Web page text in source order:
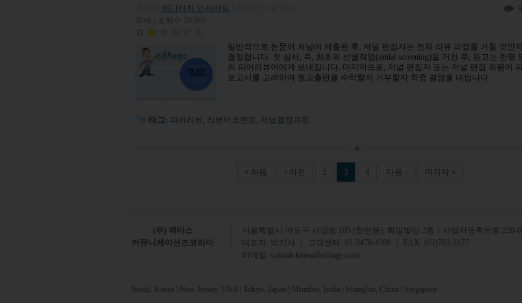
에디티지 인사이트
40474861
일반적으로 논문이 저널에 제출된 후, 저널 편집자는 전체 리뷰 과정을 거칠 것인
결정합니다. 첫 심사, 즉, 최초의 선별작업(initial screening)을 거친 후, 원고는 한명
의 피어리뷰어에게 보내집니다. 마지막으로, 저널 편집자 또는 저널 편집 위원이
보고서를 고려하여 원고출판을 수락할지 거부할지 최종 결정을 내립니다
태그: 피어리뷰, 리뷰어코멘트 , 저널결정과정
« 처음 ‹ 이전 2 3 4 다음 › 마지막 »
(주) 캑터스
커뮤니케이션즈코리아
서 울특별시 마포구 서강로 105 (창전동), 화일빌딩 2 층
ㅣ사업자등록번호
대표자: 박기서 ㅣ 고객센터:
02-3478-4396 ㅣ FAX: (02)703-3177
이메일: submit-korea@editage.com
Seoul, Korea | New Jersey, USA | Tokyo, Japan | Mumbai, India | Shanghai, China | Singapore